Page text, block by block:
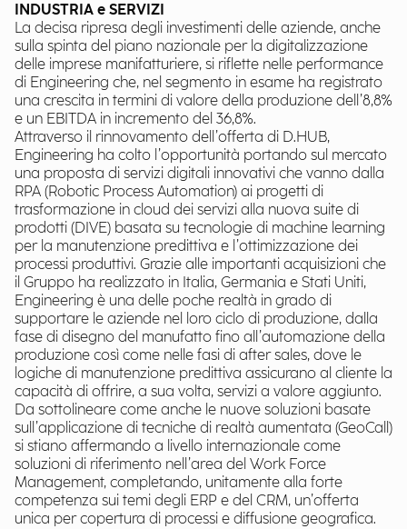
INDUSTRIA e SERVIZI
La decisa ripresa degli investimenti delle aziende, anche
sulla spinta del piano nazionale per la digitalizzazione
delle imprese manifatturiere, si riflette nelle performance
di Engineering che, nel segmento in esame ha registrato
una crescita in termini di valore della produzione dell’8,8%
e un EBITDA in incremento del 36,8%.
Attraverso il rinnovamento dell’offerta di D.HUB,
Engineering ha colto l’opportunità portando sul mercato
una proposta di servizi digitali innovativi che vanno dalla
RPA (Robotic Process Automation) ai progetti di
trasformazione in cloud dei servizi alla nuova suite di
prodotti (DIVE) basata su tecnologie di machine learning
per la manutenzione predittiva e l’ottimizzazione dei
processi produttivi. Grazie alle importanti acquisizioni che
il Gruppo ha realizzato in Italia, Germania e Stati Uniti,
Engineering è una delle poche realtà in grado di
supportare le aziende nel loro ciclo di produzione, dalla
fase di disegno del manufatto fino all’automazione della
produzione così come nelle fasi di after sales, dove le
logiche di manutenzione predittiva assicurano al cliente la
capacità di offrire, a sua volta, servizi a valore aggiunto.
Da sottolineare come anche le nuove soluzioni basate
sull’applicazione di tecniche di realtà aumentata (GeoCall)
si stiano affermando a livello internazionale come
soluzioni di riferimento nell’area del Work Force
Management, completando, unitamente alla forte
competenza sui temi degli ERP e del CRM, un’offerta
unica per copertura di processi e diffusione geografica.